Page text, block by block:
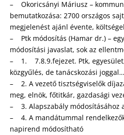
– Okoricsányi Máriusz –
bemutatkozása: 2700 országos
megjelenést ajánl évente,
– Ptk módosítás (Hamar dr.) –
módosítási javaslat, sok az
– 1. 7.8.9.fejezet. Ptk,
közgyűlés, de tanácskozási joggal…
– 2. A vezető tisztségviselők
meg, elnök, főtitkár, gazdasági
– 3. Alapszabály módosításához
– 4. A mandátummal
napirend módosítható